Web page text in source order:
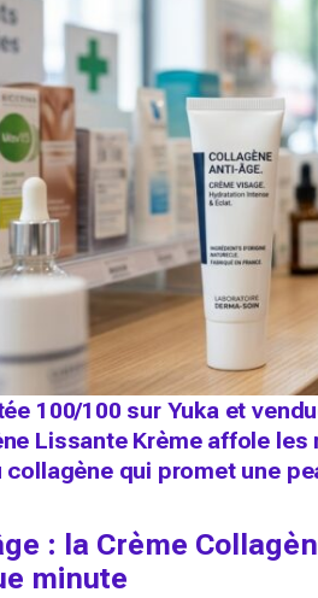
100/100 sur Yuka et
Lissante Krème affole
collagène qui promet une
: la Crème
minute